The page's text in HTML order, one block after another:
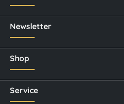
Newsletter
Shop
Service